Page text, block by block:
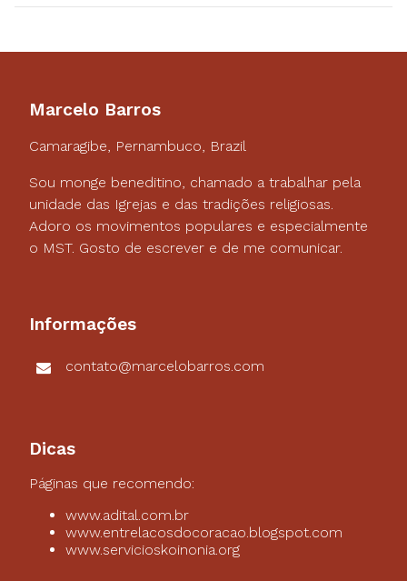
Marcelo Barros
Camaragibe, Pernambuco, Brazil
Sou monge beneditino, chamado a trabalhar pela
unidade das Igrejas e das tradições religiosas.
Adoro os movimentos populares e especialmente
o MST. Gosto de escrever e de me comunicar.
Informações
contato@marcelobarros.com
Dicas
Páginas que recomendo:
www.adital.com.br
www.entrelacosdocoracao.blogspot.com
www.servicioskoinonia.org